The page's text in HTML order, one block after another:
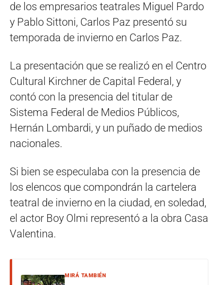
de los empresarios teatrales Miguel Pardo
y Pablo Sittoni, Carlos Paz presentó su
temporada de invierno en Carlos Paz.
La presentación que se realizó en el Centro
Cultural Kirchner de Capital Federal, y
contó con la presencia del titular de
Sistema Federal de Medios Públicos,
Hernán Lombardi, y un puñado de medios
nacionales.
Si bien se especulaba con la presencia de
los elencos que compondrán la cartelera
teatral de invierno en la ciudad, en soledad,
el actor Boy Olmi representó a la obra Casa
Valentina.
MIRÁ TAMBIÉN